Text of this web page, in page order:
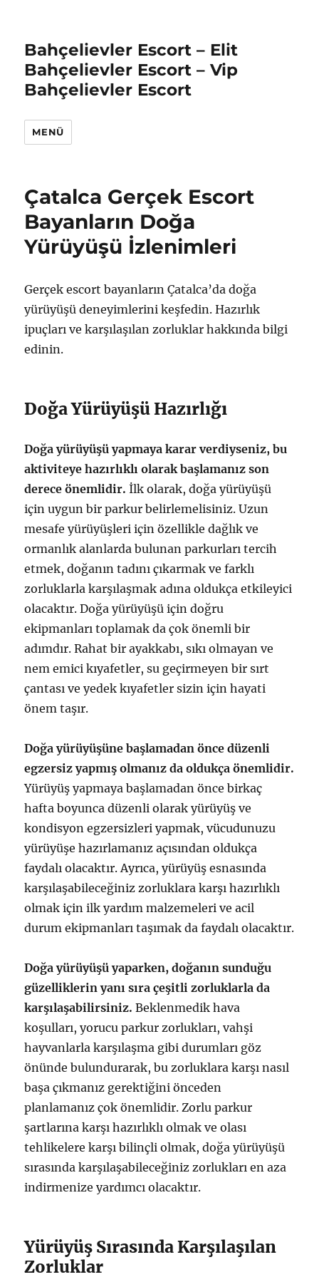
Bahçelievler Escort – Elit
Bahçelievler Escort – Vip
Bahçelievler Escort
MENÜ
Çatalca Gerçek Escort
Bayanların Doğa
Yürüyüşü İzlenimleri
Gerçek escort bayanların Çatalca’da doğa
yürüyüşü deneyimlerini keşfedin. Hazırlık
ipuçları ve karşılaşılan zorluklar hakkında bilgi
edinin.
Doğa Yürüyüşü Hazırlığı
Doğa yürüyüşü yapmaya karar verdiyseniz, bu
aktiviteye hazırlıklı olarak başlamanız son
derece önemlidir. İlk olarak, doğa yürüyüşü
için uygun bir parkur belirlemelisiniz. Uzun
mesafe yürüyüşleri için özellikle dağlık ve
ormanlık alanlarda bulunan parkurları tercih
etmek, doğanın tadını çıkarmak ve farklı
zorluklarla karşılaşmak adına oldukça etkileyici
olacaktır. Doğa yürüyüşü için doğru
ekipmanları toplamak da çok önemli bir
adımdır. Rahat bir ayakkabı, sıkı olmayan ve
nem emici kıyafetler, su geçirmeyen bir sırt
çantası ve yedek kıyafetler sizin için hayati
önem taşır.
Doğa yürüyüşüne başlamadan önce düzenli
egzersiz yapmış olmanız da oldukça önemlidir.
Yürüyüş yapmaya başlamadan önce birkaç
hafta boyunca düzenli olarak yürüyüş ve
kondisyon egzersizleri yapmak, vücudunuzu
yürüyüşe hazırlamanız açısından oldukça
faydalı olacaktır. Ayrıca, yürüyüş esnasında
karşılaşabileceğiniz zorluklara karşı hazırlıklı
olmak için ilk yardım malzemeleri ve acil
durum ekipmanları taşımak da faydalı olacaktır.
Doğa yürüyüşü yaparken, doğanın sunduğu
güzelliklerin yanı sıra çeşitli zorluklarla da
karşılaşabilirsiniz. Beklenmedik hava
koşulları, yorucu parkur zorlukları, vahşi
hayvanlarla karşılaşma gibi durumları göz
önünde bulundurarak, bu zorluklara karşı nasıl
başa çıkmanız gerektiğini önceden
planlamanız çok önemlidir. Zorlu parkur
şartlarına karşı hazırlıklı olmak ve olası
tehlikelere karşı bilinçli olmak, doğa yürüyüşü
sırasında karşılaşabileceğiniz zorlukları en aza
indirmenize yardımcı olacaktır.
Yürüyüş Sırasında Karşılaşılan
Zorluklar